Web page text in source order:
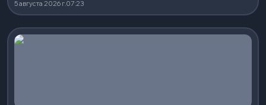
5 августа 2026 г.07:23